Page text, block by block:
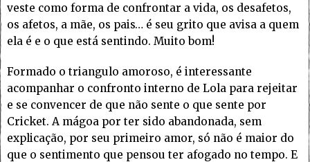
veste como forma de confrontar a vida, os desafetos,
os afetos, a mãe, os pais… é seu grito que avisa a quem
ela é e o que está sentindo. Muito bom!
Formado o triangulo amoroso, é interessante
acompanhar o confronto interno de Lola para rejeitar
e se convencer de que não sente o que sente por
Cricket. A mágoa por ter sido abandonada, sem
explicação, por seu primeiro amor, só não é maior do
que o sentimento que pensou ter afogado no tempo. E